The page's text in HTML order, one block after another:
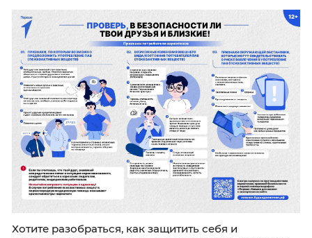
ДРОП — гражданин, который предоставляет
банковские продукты
Новости 26 мая 2026
Создадим здоровое общество вместе!